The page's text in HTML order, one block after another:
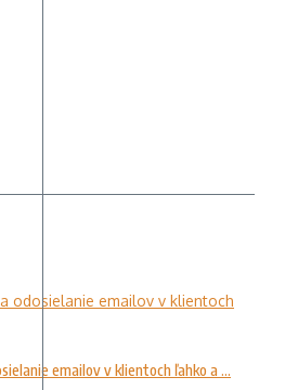
emailov v klientoch ľahko a ...